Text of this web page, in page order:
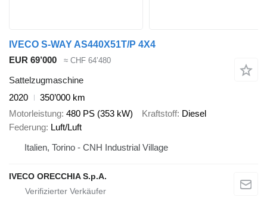
IVECO S-WAY AS440X51T/P 4X4
EUR 69’000
≈ CHF 64’480
Sattelzugmaschine
2020
350’000 km
Motorleistung 480 PS (353 kW) Kraftstoff Diesel
Federung Luft/Luft
Italien, Torino - CNH Industrial Village
IVECO ORECCHIA S.p.A.